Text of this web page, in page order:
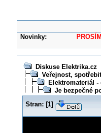
Novinky: PROSÍME
Diskuse Elektrika.cz
Veřejnost,
Elektromateriál
Je bezpečné
Stran: [1]